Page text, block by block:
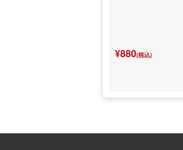
¥880(税込)